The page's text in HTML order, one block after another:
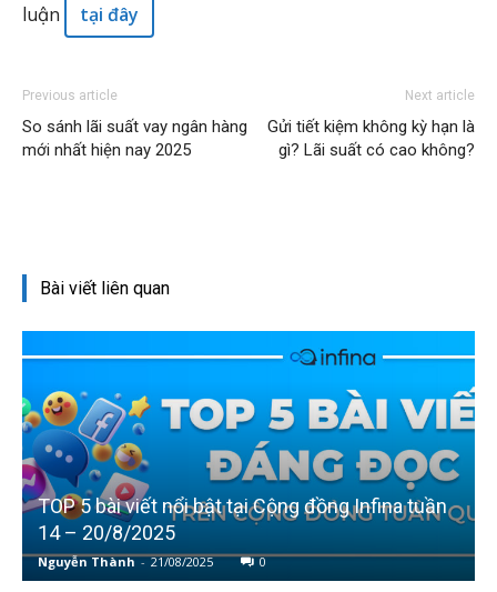
luận
tại đây
Previous article
So sánh lãi suất vay ngân hàng
mới nhất hiện nay 2025
Next article
Gửi tiết kiệm không kỳ hạn là
gì? Lãi suất có cao không?
Bài viết liên quan
TOP 5 bài viết nổi bật tại Cộng đồng Infina tuần
14 – 20/8/2025
Nguyễn Thành - 21/08/2025 0